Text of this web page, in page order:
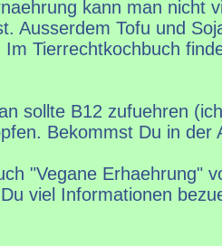
kann man nicht
Ausserdem Tofu und
Tierrechtkochbuch
sollte B12 zufuehren
Bekommst Du in der
"Vegane Erhaehrung"
viel Informationen